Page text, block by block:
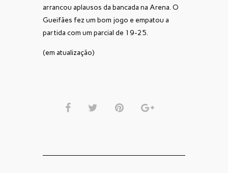
arrancou aplausos da bancada na Arena. O
Gueifães fez um bom jogo e empatou a
partida com um parcial de 19-25.
(em atualização)